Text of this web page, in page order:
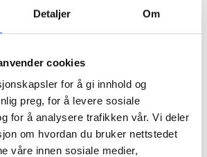
Detaljer Om
cookies
for å gi innhold og
preg, for å levere sosiale
for å analysere trafikken vår. Vi deler
om hvordan du bruker nettstedet
våre innen sosiale medier,
snakkes det nå til og
som følge av
Dette gir også et
til dagens tilstand.
til omsorgsboligen